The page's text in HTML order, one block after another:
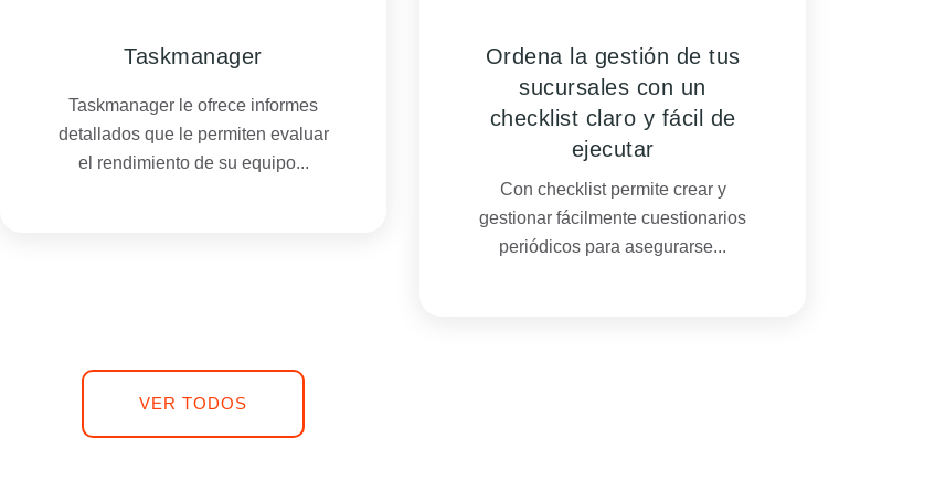
Taskmanager
Taskmanager le ofrece informes
detallados que le permiten evaluar
el rendimiento de su equipo...
Ordena la gestión de tus
sucursales con un
checklist claro y fácil de
ejecutar
Con checklist permite crear y
gestionar fácilmente cuestionarios
periódicos para asegurarse...
VER TODOS